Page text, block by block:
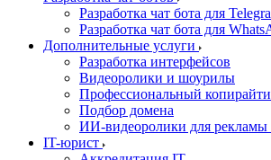
Разработка чат бота для
Разработка чат бота для
Дополнительные услуги
Разработка интерфейсов
Видеоролики и шоурилы
Профессиональный
Подбор домена
ИИ-видеоролики для рекламы
IT-юрист